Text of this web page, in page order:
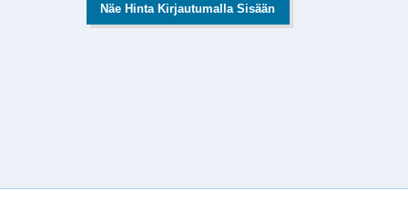
Näe Hinta Kirjautumalla Sisään